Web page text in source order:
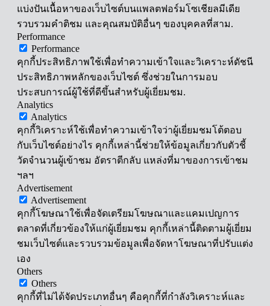
แบ่งปันเนื้อหาของเว็บไซต์บนแพลตฟอร์มโซเชียลมีเดีย
รวบรวมคำติชม และคุณสมบัติอื่นๆ ของบุคคลที่สาม.
Performance
Performance
คุกกี้ประสิทธิภาพใช้เพื่อทำความเข้าใจและวิเคราะห์ดัชนี
ประสิทธิภาพหลักของเว็บไซต์ ซึ่งช่วยในการมอบ
ประสบการณ์ผู้ใช้ที่ดีขึ้นสำหรับผู้เยี่ยมชม.
Analytics
Analytics
คุกกี้วิเคราะห์ใช้เพื่อทำความเข้าใจว่าผู้เยี่ยมชมโต้ตอบ
กับเว็บไซต์อย่างไร คุกกี้เหล่านี้ช่วยให้ข้อมูลเกี่ยวกับตัวชี้
วัดจำนวนผู้เข้าชม อัตราตีกลับ แหล่งที่มาของการเข้าชม
ฯลฯ
Advertisement
Advertisement
คุกกี้โฆษณาใช้เพื่อจัดเตรียมโฆษณาและแคมเปญการ
ตลาดที่เกี่ยวข้องให้แก่ผู้เยี่ยมชม คุกกี้เหล่านี้ติดตามผู้เยี่ยม
ชมเว็บไซต์และรวบรวมข้อมูลเพื่อจัดหาโฆษณาที่ปรับแต่ง
เอง
Others
Others
คุกกี้ที่ไม่ได้จัดประเภทอื่นๆ คือคุกกี้ที่กำลังวิเคราะห์และ